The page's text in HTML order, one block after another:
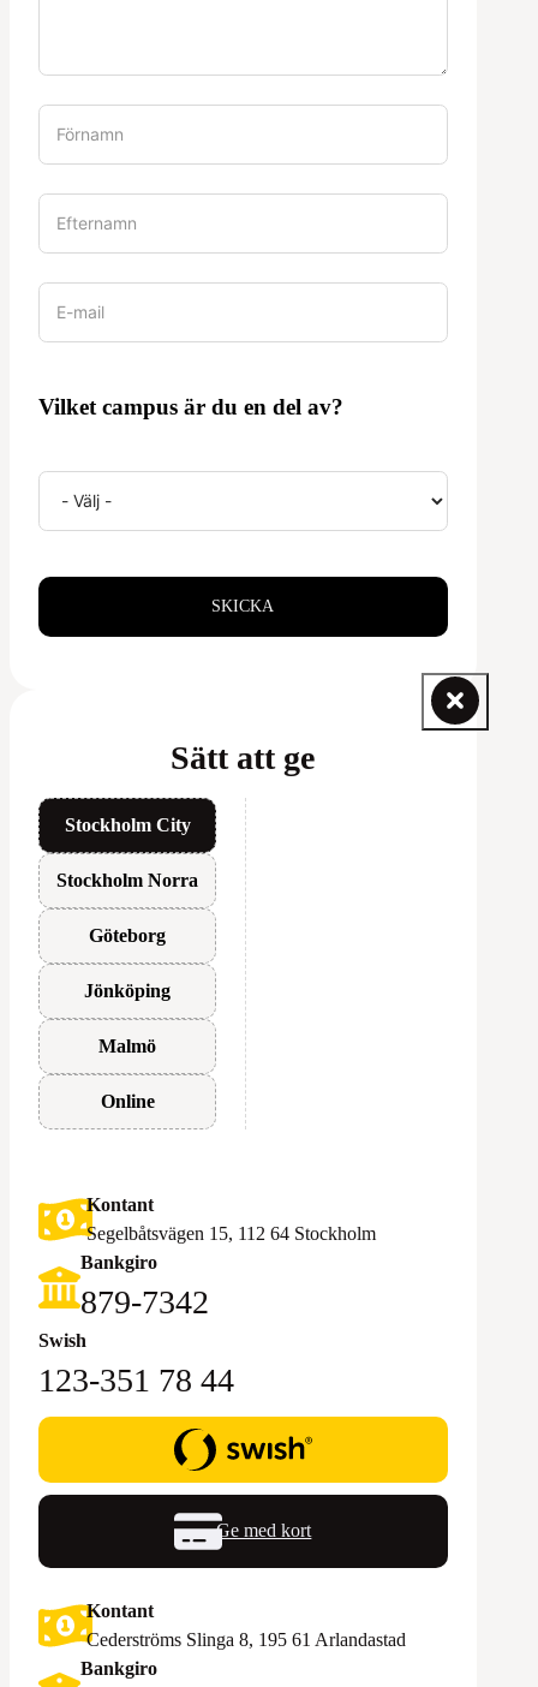
Vilket campus är du en del av?
SKICKA
Sätt att ge
Stockholm City
Stockholm Norra
Göteborg
Jönköping
Malmö
Online
Kontant
Segelbåtsvägen 15, 112 64 Stockholm
Bankgiro
879-7342
Swish
123-351 78 44
Ge med kort
Kontant
Cederströms Slinga 8, 195 61 Arlandastad
Bankgiro